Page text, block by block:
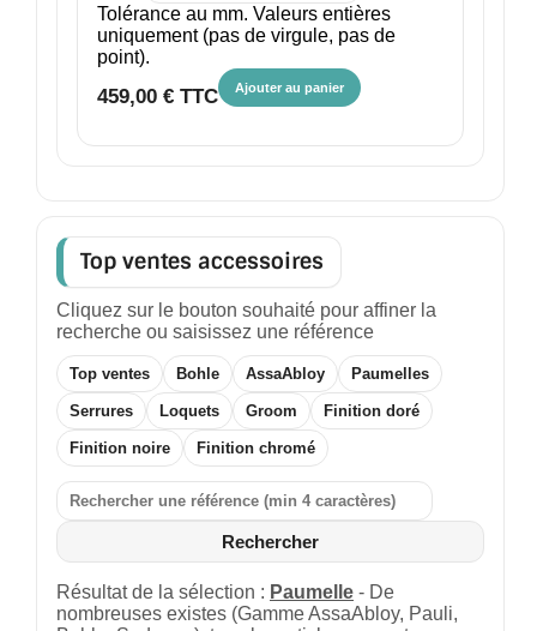
Tolérance au mm. Valeurs entières
uniquement (pas de virgule, pas de
point).
459,00 € TTC Ajouter au panier
Top ventes accessoires
Cliquez sur le bouton souhaité pour affiner la
recherche ou saisissez une référence
Top ventes Bohle AssaAbloy Paumelles
Serrures Loquets Groom Finition doré
Finition noire Finition chromé
Rechercher
Résultat de la sélection : Paumelle - De
nombreuses existes (Gamme AssaAbloy, Pauli,